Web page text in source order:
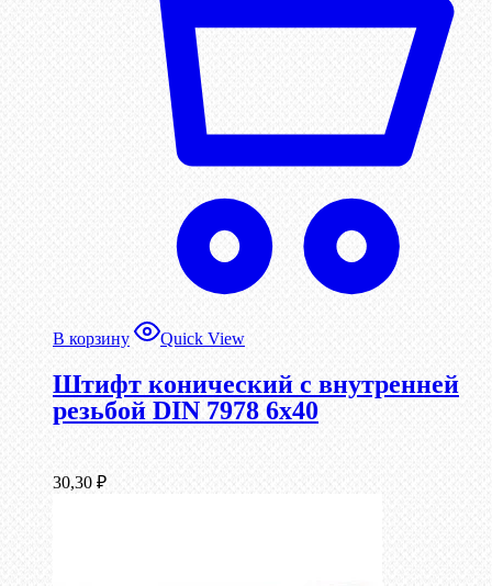
В корзину Quick View
Штифт конический с внутренней
резьбой DIN 7978 6х40
30,30 ₽